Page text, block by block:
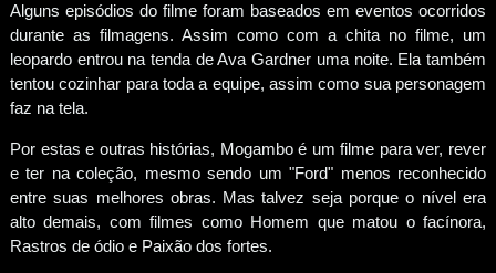
Alguns episódios do filme foram baseados em eventos ocorridos
durante as filmagens. Assim como com a chita no filme, um
leopardo entrou na tenda de Ava Gardner uma noite. Ela também
tentou cozinhar para toda a equipe, assim como sua personagem
faz na tela.
Por estas e outras histórias, Mogambo é um filme para ver, rever
e ter na coleção, mesmo sendo um "Ford" menos reconhecido
entre suas melhores obras. Mas talvez seja porque o nível era
alto demais, com filmes como Homem que matou o facínora,
Rastros de ódio e Paixão dos fortes.